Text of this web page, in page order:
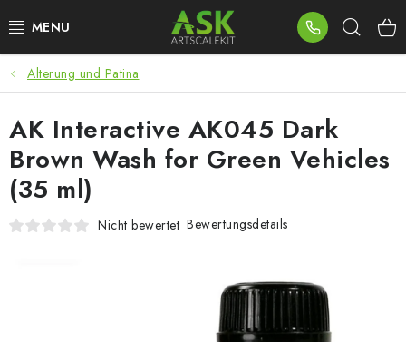
Inhalt
BLOG
SUMMER DAYS
WARHAMMER
ASK PRODUKTE
Alterung und Patina
AK Interactive AK045 Dark
Brown Wash for Green Vehicles
(35 ml)
Nicht bewertet Bewertungsdetails